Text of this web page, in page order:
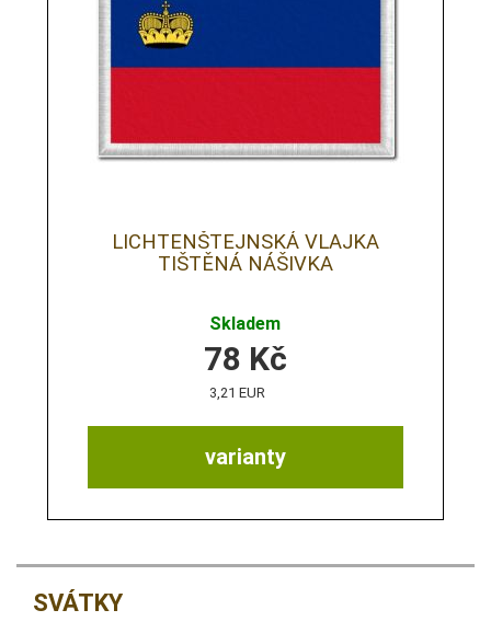
LICHTENŠTEJNSKÁ VLAJKA
TIŠTĚNÁ NÁŠIVKA
Skladem
varianty
78 Kč
3,21 EUR
SVÁTKY